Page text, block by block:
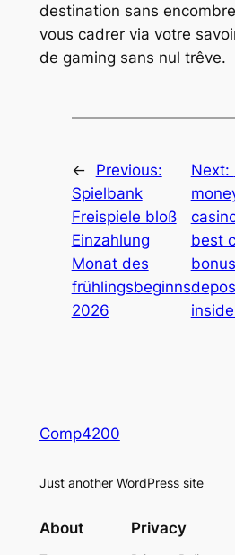
destination sans
vous cadrer via votre
de gaming sans nul trêve.
←
Previous:
Spielbank
Freispiele bloß
Einzahlung
Monat des
frühlingsbeginns
2026
Next:
best
Comp4200
Just another WordPress site
About Privacy